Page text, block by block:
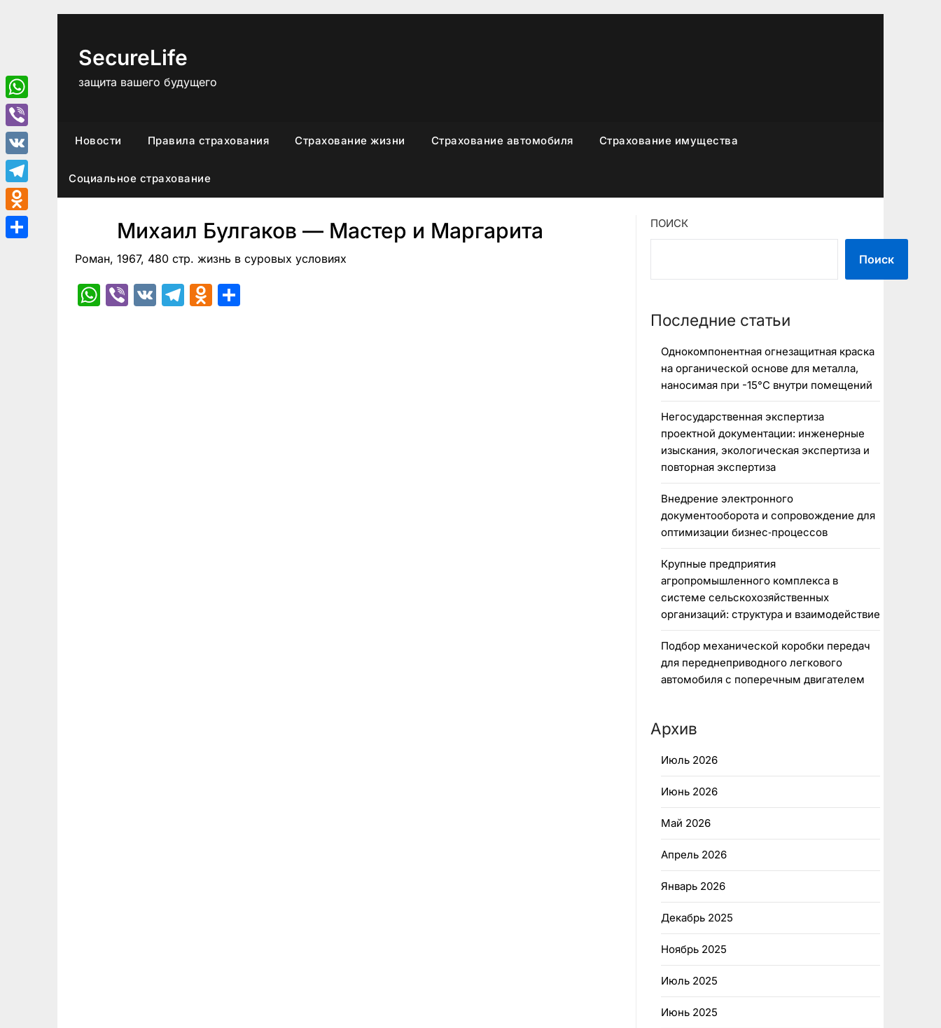
SecureLife
защита вашего будущего
Новости Правила страхования Страхование жизни Страхование автомобиля Страхование имущества
Социальное страхование
Михаил Булгаков — Мастер и Маргарита
Роман, 1967, 480 стр. жизнь в суровых условиях
WhatsApp
Viber
VK Telegram
Odnoklassniki
ПОИСК
Поиск
Последние статьи
Однокомпонентная огнезащитная краска
на органической основе для металла,
наносимая при -15°C внутри помещений
Негосударственная экспертиза
проектной документации: инженерные
изыскания, экологическая экспертиза и
повторная экспертиза
Внедрение электронного
документооборота и сопровождение для
оптимизации бизнес‑процессов
Крупные предприятия
агропромышленного комплекса в
системе сельскохозяйственных
организаций: структура и взаимодействие
Подбор механической коробки передач
для переднеприводного легкового
автомобиля с поперечным двигателем
Архив
Июль 2026
Июнь 2026
Май 2026
Апрель 2026
Январь 2026
Декабрь 2025
Ноябрь 2025
Июль 2025
Июнь 2025
WhatsApp
Viber
VK
Telegram
Odnoklassniki